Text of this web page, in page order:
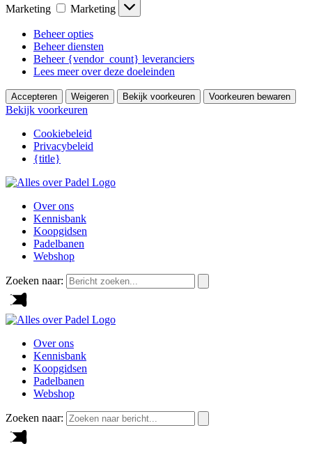
Marketing
Marketing
Beheer opties
Beheer diensten
Beheer {vendor_count} leveranciers
Lees meer over deze doeleinden
Accepteren Weigeren Bekijk voorkeuren Voorkeuren bewaren
Bekijk voorkeuren
Cookiebeleid
Privacybeleid
{title}
Over ons
Kennisbank
Koopgidsen
Padelbanen
Webshop
Zoeken naar:
Over ons
Kennisbank
Koopgidsen
Padelbanen
Webshop
Zoeken naar: